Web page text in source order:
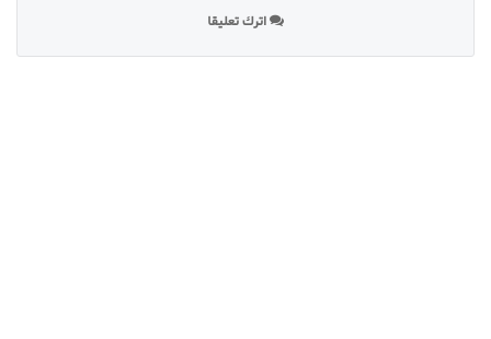
اترك تعليقا